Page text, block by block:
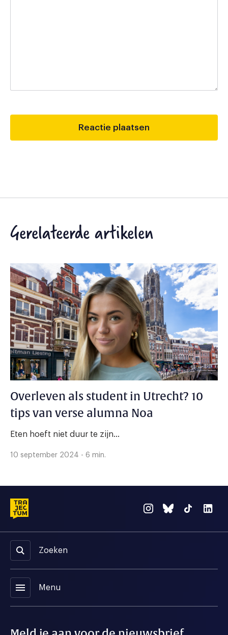
Gerelateerde artikelen
Overleven als student in Utrecht? 10
tips van verse alumna Noa
Eten hoeft niet duur te zijn...
10 september 2024 - 6 min.
Zoeken
menu Menu